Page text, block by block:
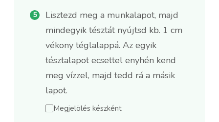
Lisztezd meg a munkalapot, majd
mindegyik tésztát nyújtsd kb. 1 cm
vékony téglalappá. Az egyik
tésztalapot ecsettel enyhén kend
meg vízzel, majd tedd rá a másik
lapot.
Megjelölés készként